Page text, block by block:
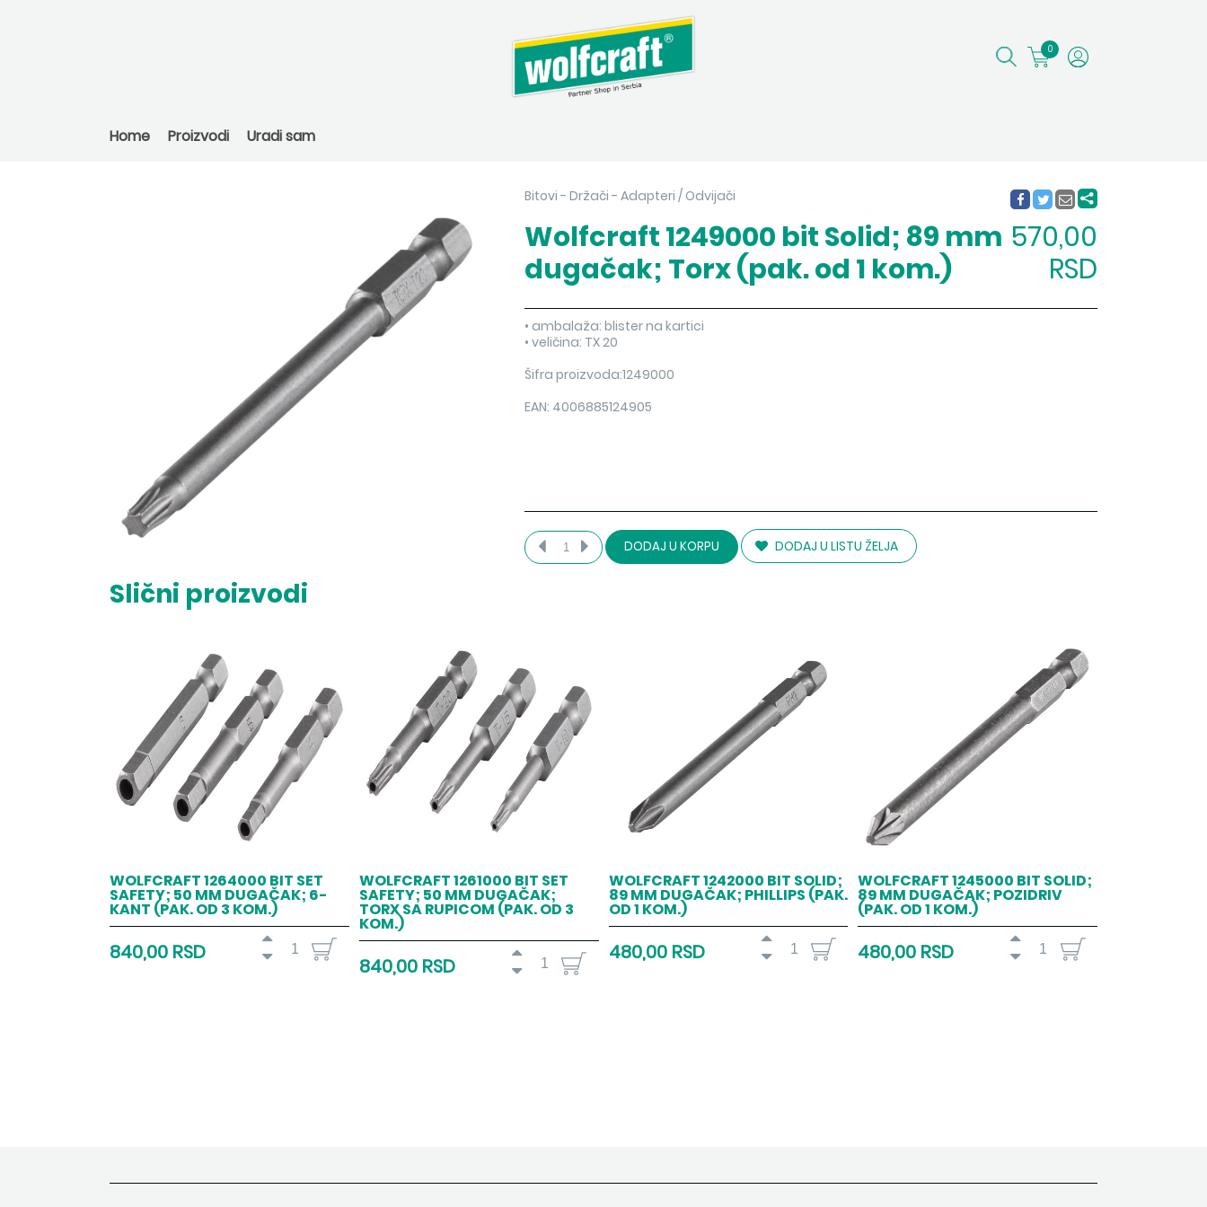
0
Home Proizvodi Uradi sam
Bitovi - Držači - Adapteri / Odvijači
Wolfcraft 1249000 bit Solid; 89 mm
dugačak; Torx (pak. od 1 kom.)
570,00
RSD
• ambalaža: blister na kartici
• veličina: TX 20
Šifra proizvoda:1249000
EAN: 4006885124905
DODAJ U KORPU DODAJ U LISTU ŽELJA
Slični proizvodi
WOLFCRAFT 1264000 BIT SET
SAFETY; 50 MM DUGAČAK; 6-
KANT (PAK. OD 3 KOM.)
840,00 RSD
WOLFCRAFT 1261000 BIT SET
SAFETY; 50 MM DUGAČAK;
TORX SA RUPICOM (PAK. OD 3
KOM.)
840,00 RSD
WOLFCRAFT 1242000 BIT SOLID;
89 MM DUGAČAK; PHILLIPS (PAK.
OD 1 KOM.)
480,00 RSD
WOLFCRAFT 1245000 BIT SOLID;
89 MM DUGAČAK; POZIDRIV
(PAK. OD 1 KOM.)
480,00 RSD